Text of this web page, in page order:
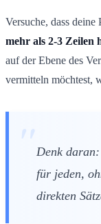
Versuche, dass
mehr als 2-3 Zeilen
auf der Ebene des
vermitteln möchtest,
Denk
für jeden,
direkten